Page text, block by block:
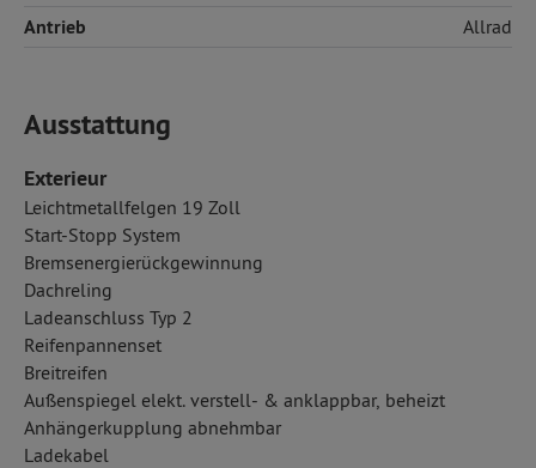
Antrieb Allrad
Ausstattung
Exterieur
Leichtmetallfelgen 19 Zoll
Start-Stopp System
Bremsenergierückgewinnung
Dachreling
Ladeanschluss Typ 2
Reifenpannenset
Breitreifen
Außenspiegel elekt. verstell- & anklappbar, beheizt
Anhängerkupplung abnehmbar
Ladekabel